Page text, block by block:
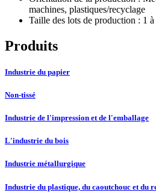
machines, plastiques/recyclage
Taille des lots de production : 1
Produits
Industrie du papier
Non-tissé
Industrie de l'impression et de l'emballage
L'industrie du bois
Industrie métallurgique
Industrie du plastique, du caoutchouc et du